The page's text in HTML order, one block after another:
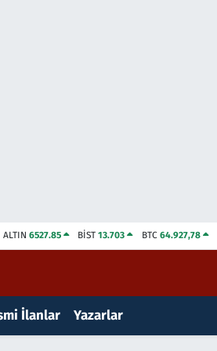
ALTIN 6527.85 BİST13.703 BTC 64.927,78
İlanlar Yazarlar